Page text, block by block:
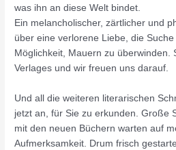
was ihn an diese Welt bindet.
Ein melancholischer, zärtlicher und
über eine verlorene Liebe, die
Möglichkeit, Mauern zu überwinden.
Verlages und wir freuen uns darauf.
Und all die weiteren literarischen
jetzt an, für Sie zu erkunden. Große
mit den neuen Büchern warten auf
Aufmerksamkeit. Drum frisch